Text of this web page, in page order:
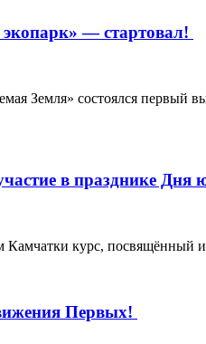
— стартовал!
Земля» состоялся первый
в празднике
Камчатки курс,
Первых!